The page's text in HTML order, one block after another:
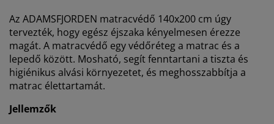
Az ADAMSFJORDEN matracvédő 140x200 cm úgy
tervezték, hogy egész éjszaka kényelmesen érezze
magát. A matracvédő egy védőréteg a matrac és a
lepedő között. Mosható, segít fenntartani a tiszta és
higiénikus alvási környezetet, és meghosszabbítja a
matrac élettartamát.
Jellemzők